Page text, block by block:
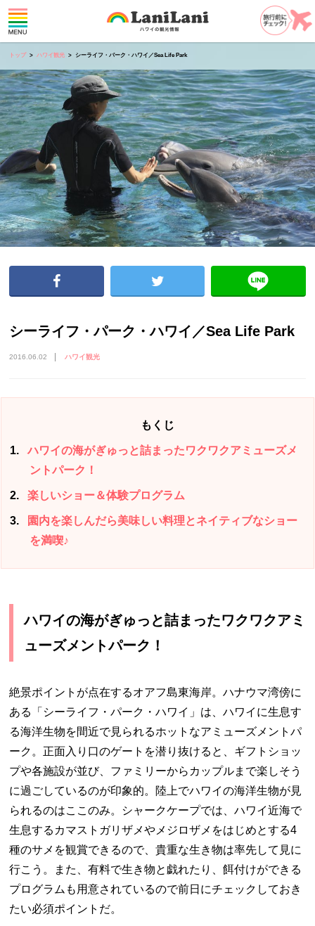
トップ ハワイ観光 シーライフ・パーク・ハワイ／Sea Life Park
シーライフ・パーク・ハワイ／Sea Life Park
2016.06.02 ハワイ観光
もくじ
1
ハワイの海がぎゅっと詰まったワクワクアミューズメ
ントパーク！
2 楽しいショー＆体験プログラム
3
園内を楽しんだら美味しい料理とネイティブなショー
を満喫♪
ハワイの海がぎゅっと詰まったワクワクアミ
ューズメントパーク！
絶景ポイントが点在するオアフ島東海岸。ハナウマ湾傍に
ある「シーライフ・パーク・ハワイ」は、ハワイに生息す
る海洋生物を間近で見られるホットなアミューズメントパ
ーク。正面入り口のゲートを潜り抜けると、ギフトショッ
プや各施設が並び、ファミリーからカップルまで楽しそう
に過ごしているのが印象的。陸上でハワイの海洋生物が見
られるのはここのみ。シャークケープでは、ハワイ近海で
生息するカマストガリザメやメジロザメをはじめとする4
種のサメを観賞できるので、貴重な生き物は率先して見に
行こう。また、有料で生き物と戯れたり、餌付けができる
プログラムも用意されているので前日にチェックしておき
たい必須ポイントだ。